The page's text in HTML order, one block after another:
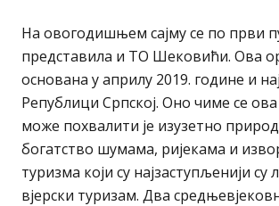
На овогодишњем сајму се по први
представила и ТО Шековићи. Ова
основана у априлу 2019. године и
Републици Српској. Оно чиме се
може похвалити је изузетно
богатство шумама, ријекама и
туризма који су најзаступљенији су
вјерски туризам. Два